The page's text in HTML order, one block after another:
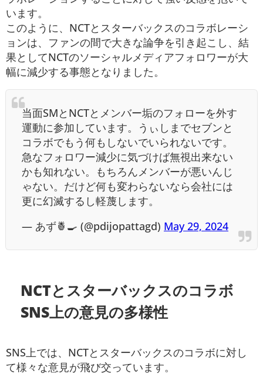
います。
このように、NCTとスターバックスのコラボレーシ
ョンは、ファンの間で大きな論争を引き起こし、結
果としてNCTのソーシャルメディアフォロワーが大
幅に減少する事態となりました。
当面SMとNCTとメンバー垢のフォローを外す
運動に参加しています。うぃしまでセブンと
コラボでもう何もしないでいられないです。
急なフォロワー減少に気づけば無視出来ない
かも知れない。もちろんメンバーが悪いんじ
ゃない。だけど何も変わらないなら会社には
更に幻滅するし軽蔑します。
— あず🍍🍳 (@pdijopattagd) May 29, 2024
NCTとスターバックスのコラボ
SNS上の意見の多様性
SNS上では、NCTとスターバックスのコラボに対し
て様々な意見が飛び交っています。